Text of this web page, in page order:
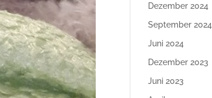
Dezember 2024
September 2024
Juni 2024
Dezember 2023
Juni 2023